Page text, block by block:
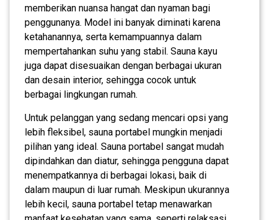
memberikan nuansa hangat dan nyaman bagi
penggunanya. Model ini banyak diminati karena
ketahanannya, serta kemampuannya dalam
mempertahankan suhu yang stabil. Sauna kayu
juga dapat disesuaikan dengan berbagai ukuran
dan desain interior, sehingga cocok untuk
berbagai lingkungan rumah.
Untuk pelanggan yang sedang mencari opsi yang
lebih fleksibel, sauna portabel mungkin menjadi
pilihan yang ideal. Sauna portabel sangat mudah
dipindahkan dan diatur, sehingga pengguna dapat
menempatkannya di berbagai lokasi, baik di
dalam maupun di luar rumah. Meskipun ukurannya
lebih kecil, sauna portabel tetap menawarkan